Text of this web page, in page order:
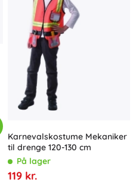
Karnevalskostume Mekaniker
til drenge 120-130 cm
På lager
119 kr.